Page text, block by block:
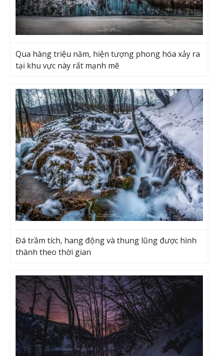
Qua hàng triệu năm, hiện tượng phong hóa xảy ra
tại khu vực này rất mạnh mẽ
Đá trầm tích, hang động và thung lũng được hình
thành theo thời gian